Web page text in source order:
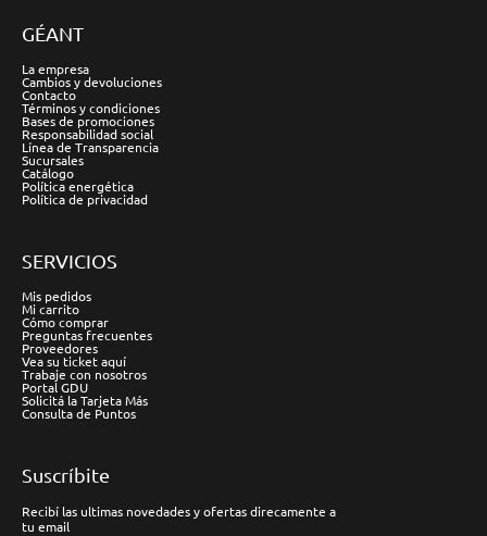
GÉANT
La empresa
Cambios y devoluciones
Contacto
Términos y condiciones
Bases de promociones
Responsabilidad social
Línea de Transparencia
Sucursales
Catálogo
Política energética
Política de privacidad
SERVICIOS
Mis pedidos
Mi carrito
Cómo comprar
Preguntas frecuentes
Proveedores
Vea su ticket aquí
Trabaje con nosotros
Portal GDU
Solicitá la Tarjeta Más
Consulta de Puntos
Suscríbite
Recibí las ultimas novedades y ofertas direcamente a
tu email